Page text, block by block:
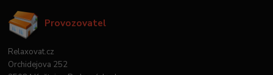
Provozovatel
Relaxovat.cz
Orchidejova 252